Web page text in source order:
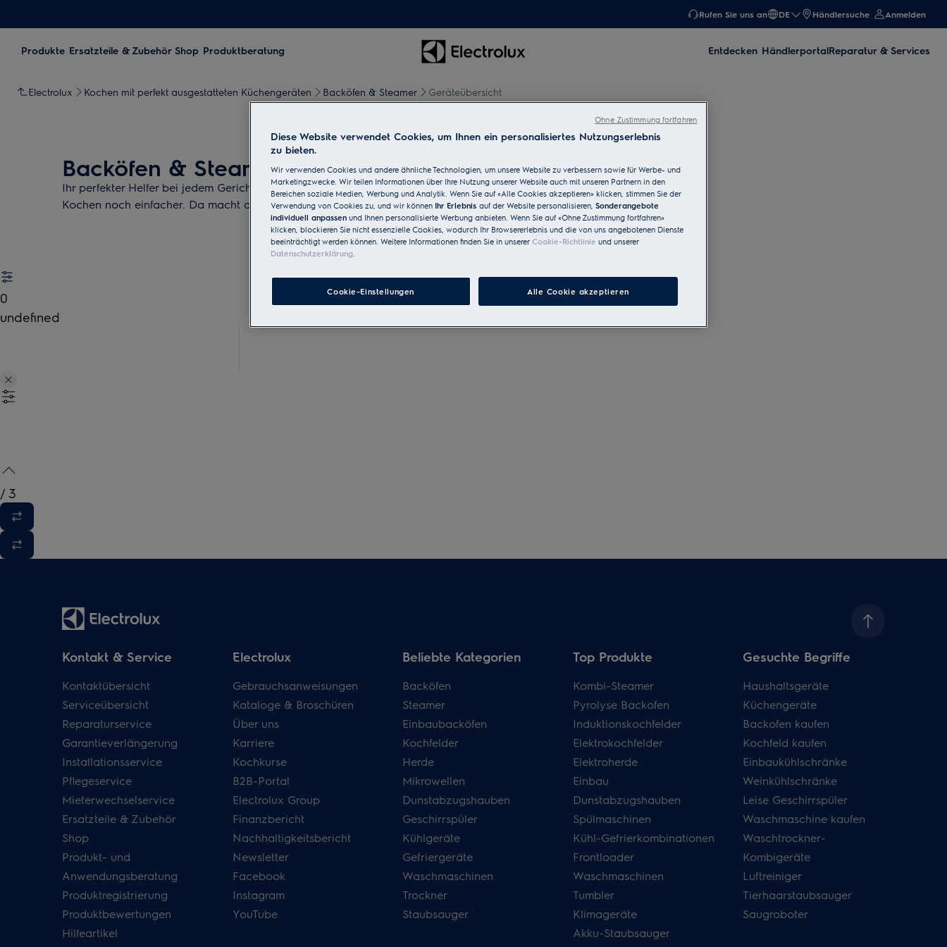
Rufen Sie uns an DE Händlersuche Anmelden
Produkte Ersatzteile & Zubehör Shop Produktberatung Entdecken HändlerportalReparatur & Services
Electrolux Kochen mit perfekt ausgestatteten Küchengeräten Backöfen & Steamer Geräteübersicht
Backöfen & Steamer
Ihr perfekter Helfer bei jedem Gericht: Mit Hilfe unsererBacköfenwird
Kochen noch einfacher. Da macht auch das Essen viel mehr Spass.
0
undefined
/ 3
Kontakt & Service
Kontaktübersicht
Serviceübersicht
Reparaturservice
Garantieverlängerung
Installationsservice
Pflegeservice
Mieterwechselservice
Ersatzteile & Zubehör
Shop
Produkt- und
Anwendungsberatung
Produktregistrierung
Produktbewertungen
Hilfeartikel
Electrolux
Gebrauchsanweisungen
Kataloge & Broschüren
Über uns
Karriere
Kochkurse
B2B-Portal
Electrolux Group
Finanzbericht
Nachhaltigkeitsbericht
Newsletter
Facebook
Instagram
YouTube
Beliebte Kategorien
Backöfen
Steamer
Einbaubacköfen
Kochfelder
Herde
Mikrowellen
Dunstabzugshauben
Geschirrspüler
Kühlgeräte
Gefriergeräte
Waschmaschinen
Trockner
Staubsauger
Top Produkte
Kombi-Steamer
Pyrolyse Backofen
Induktionskochfelder
Elektrokochfelder
Elektroherde
Einbau
Dunstabzugshauben
Spülmaschinen
Kühl-Gefrierkombinationen
Frontloader
Waschmaschinen
Tumbler
Klimageräte
Akku-Staubsauger
Gesuchte Begriffe
Haushaltsgeräte
Küchengeräte
Backofen kaufen
Kochfeld kaufen
Einbaukühlschränke
Weinkühlschränke
Leise Geschirrspüler
Waschmaschine kaufen
Waschtrockner-
Kombigeräte
Luftreiniger
Tierhaarstaubsauger
Saugroboter
Diese Website verwendet Cookies, um Ihnen ein personalisiertes Nutzungserlebnis
zu bieten.
Wir verwenden Cookies und andere ähnliche Technologien, um unsere Website zu verbessern sowie für Werbe- und
Marketingzwecke. Wir teilen Informationen über Ihre Nutzung unserer Website auch mit unseren Partnern in den
Bereichen soziale Medien, Werbung und Analytik. Wenn Sie auf «Alle Cookies akzeptieren» klicken, stimmen Sie der
Verwendung von Cookies zu, und wir können Ihr Erlebnis auf der Website personalisieren, Sonderangebote
individuell anpassen und Ihnen personalisierte Werbung anbieten. Wenn Sie auf «Ohne Zustimmung fortfahren»
klicken, blockieren Sie nicht essenzielle Cookies, wodurch Ihr Browsererlebnis und die von uns angebotenen Dienste
beeinträchtigt werden können. Weitere Informationen finden Sie in unserer Cookie-Richtlinie und unserer
Datenschutzerklärung
Cookie-Einstellungen Alle Cookie akzeptieren
Ohne Zustimmung fortfahren